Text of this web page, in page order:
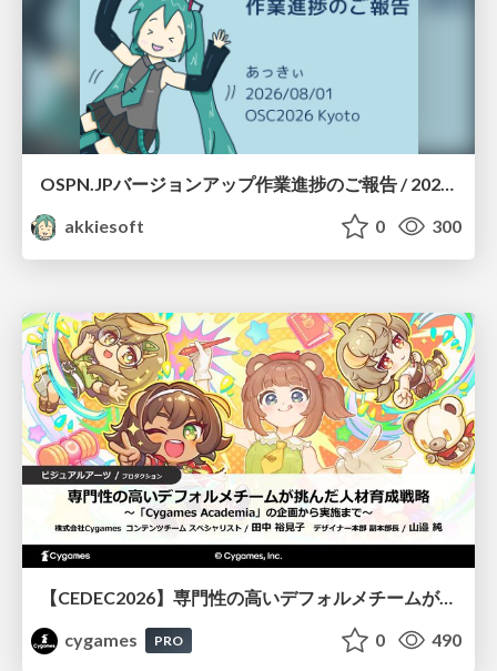
OSPN.JPバージョンアップ作業進捗のご報告 / 20260801-osc26kyoto
akkiesoft
0 300
【CEDEC2026】専門性の高いデフォルメチームが挑んだ人材育成戦略 〜Cygames Academiaの企画から実施まで〜
cygames
PRO 0 490